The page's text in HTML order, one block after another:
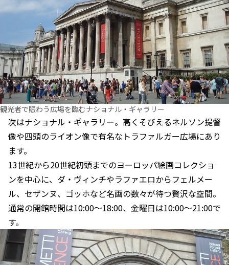
観光者で賑わう広場を臨むナショナル・ギャラリー
次はナショナル・ギャラリー。高くそびえるネルソン提督
像や四頭のライオン像で有名なトラファルガー広場にあり
ます。
13世紀から20世紀初頭までのヨーロッパ絵画コレクショ
ンを中心に、ダ・ヴィンチやラファエロからフェルメー
ル、セザンヌ、ゴッホなど名画の数々が待つ贅沢な空間。
通常の開館時間は10:00～18:00、金曜日は10:00～21:00で
す。